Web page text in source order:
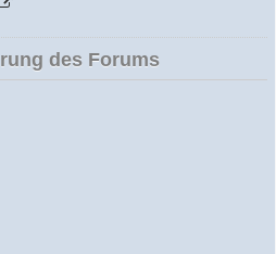
des Forums